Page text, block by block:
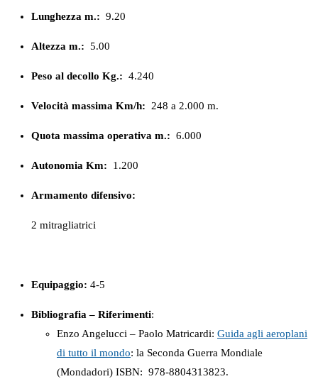
Lunghezza m.: 9.20
Altezza m.: 5.00
Peso al decollo Kg.: 4.240
Velocità massima Km/h: 248 a 2.000 m.
Quota massima operativa m.: 6.000
Autonomia Km: 1.200
Armamento difensivo:
2 mitragliatrici
Equipaggio: 4-5
Bibliografia – Riferimenti:
Enzo Angelucci – Paolo Matricardi: Guida agli aeroplani
di tutto il mondo: la Seconda Guerra Mondiale
(Mondadori) ISBN: ‎ 978-8804313823.